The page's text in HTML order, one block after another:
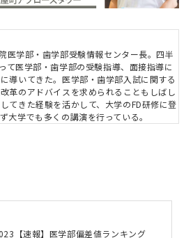
医学部・歯学部受験情報センター長。四半
て医学部・歯学部の受験指導、面接指導に
導いてきた。医学部・歯学部入試に関する
革のアドバイスを求められることもしばし
てきた経験を活かして、大学のFD研修に登
大学でも多くの講演を行っている。
【速報】医学部偏差値ランキング